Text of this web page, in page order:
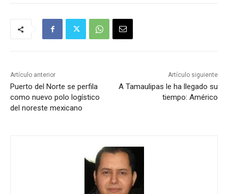
Artículo anterior
Puerto del Norte se perfila
como nuevo polo logístico
del noreste mexicano
Artículo siguiente
A Tamaulipas le ha llegado su
tiempo: Américo